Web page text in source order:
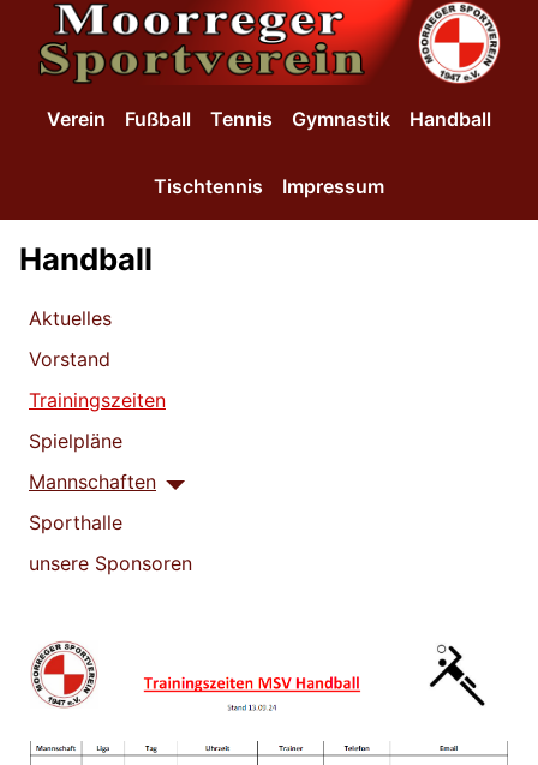
SKIP TO MAIN CONTENT
Verein Fußball Tennis Gymnastik Handball
Tischtennis Impressum
Handball
Aktuelles
Vorstand
Trainingszeiten
Spielpläne
Mannschaften
Sporthalle
unsere Sponsoren